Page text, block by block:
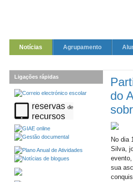
Notícias Agrupamento
do
No dia
Silva,
sua
Ligações rápidas